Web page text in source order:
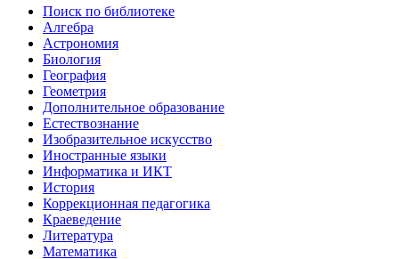
Поиск по библиотеке
Алгебра
Астрономия
Биология
География
Геометрия
Дополнительное образование
Естествознание
Изобразительное искусство
Иностранные языки
Информатика и ИКТ
История
Коррекционная педагогика
Краеведение
Литература
Математика